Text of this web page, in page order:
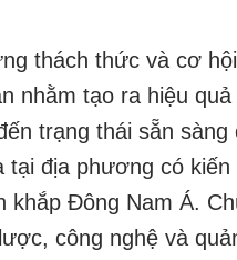
thách thức và cơ
nhằm tạo ra hiệu
trạng thái sẵn
tại địa phương có
Đông Nam Á.
công nghệ và